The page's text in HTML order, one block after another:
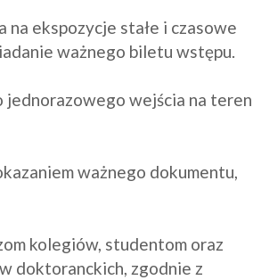
na ekspozycje stałe i czasowe
ważnego biletu wstępu.
jednorazowego wejścia na teren
ważnego dokumentu,
kolegiów, studentom oraz
doktoranckich, zgodnie z